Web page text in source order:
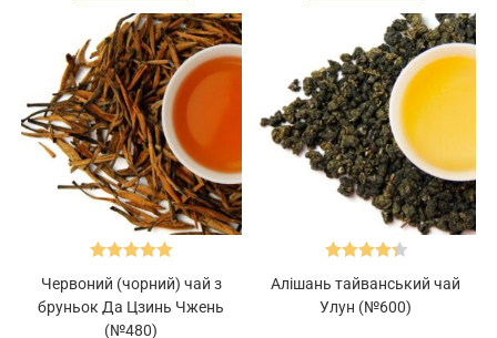
кілька
варіантів.
Параметри
можна
вибрати
на
сторінці
кілька
варіантів.
можна
вибрати
сторінці
товару
5.00
з 5
Червоний (чорний) чай з
бруньок Да Цзинь Чжень
(№480)
Алішань тайванський чай
Улун (№600)